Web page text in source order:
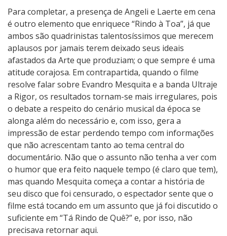
Para completar, a presença de Angeli e Laerte em cena
é outro elemento que enriquece “Rindo à Toa”, já que
ambos são quadrinistas talentosíssimos que merecem
aplausos por jamais terem deixado seus ideais
afastados da Arte que produziam; o que sempre é uma
atitude corajosa. Em contrapartida, quando o filme
resolve falar sobre Evandro Mesquita e a banda Ultraje
a Rigor, os resultados tornam-se mais irregulares, pois
o debate a respeito do cenário musical da época se
alonga além do necessário e, com isso, gera a
impressão de estar perdendo tempo com informações
que não acrescentam tanto ao tema central do
documentário. Não que o assunto não tenha a ver com
o humor que era feito naquele tempo (é claro que tem),
mas quando Mesquita começa a contar a história de
seu disco que foi censurado, o espectador sente que o
filme está tocando em um assunto que já foi discutido o
suficiente em “Tá Rindo de Quê?” e, por isso, não
precisava retornar aqui.